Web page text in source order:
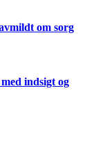
om sorg
indsigt og